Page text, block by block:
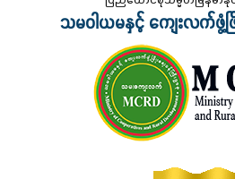
သမဝါယမနှင့် ကျေးလက်ဖွံ့ဖြို